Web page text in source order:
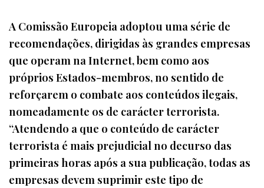
A Comissão Europeia adoptou uma série de
recomendações, dirigidas às grandes empresas
que operam na Internet, bem como aos
próprios Estados-membros, no sentido de
reforçarem o combate aos conteúdos ilegais,
nomeadamente os de carácter terrorista.
“Atendendo a que o conteúdo de carácter
terrorista é mais prejudicial no decurso das
primeiras horas após a sua publicação, todas as
empresas devem suprimir este tipo de